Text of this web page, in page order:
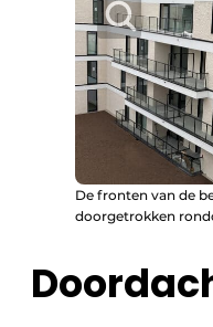
De fronten van de
doorgetrokken